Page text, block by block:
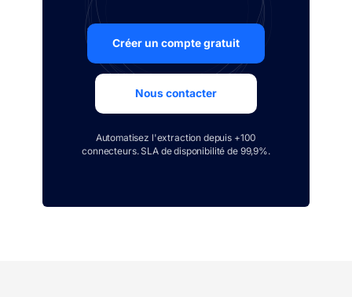
Créer un compte gratuit
Nous contacter
Automatisez l'extraction depuis +100
connecteurs. SLA de disponibilité de 99,9%.